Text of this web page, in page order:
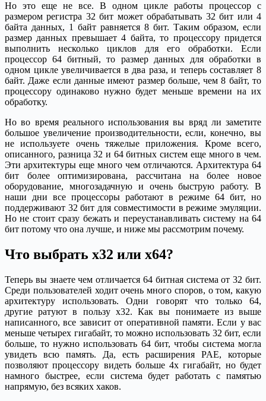
Но это еще не все. В одном цикле работы процессор с
размером регистра 32 бит может обрабатывать 32 бит или 4
байта данных, 1 байт равняется 8 бит. Таким образом, если
размер данных превышает 4 байта, то процессору придется
выполнить несколько циклов для его обработки. Если
процессор 64 битный, то размер данных для обработки в
одном цикле увеличивается в два раза, и теперь составляет 8
байт. Даже если данные имеют размер больше, чем 8 байт, то
процессору одинаково нужно будет меньше времени на их
обработку.
Но во время реального использования вы вряд ли заметите
большое увеличение производительности, если, конечно, вы
не используете очень тяжелые приложения. Кроме всего,
описанного, разница 32 и 64 битных систем еще много в чем.
Эти архитектуры еще много чем отличаются. Архитектура 64
бит более оптимизирована, рассчитана на более новое
оборудование, многозадачную и очень быструю работу. В
наши дни все процессоры работают в режиме 64 бит, но
поддерживают 32 бит для совместимости в режиме эмуляции.
Но не стоит сразу бежать и переустанавливать систему на 64
бит потому что она лучше, и ниже мы рассмотрим почему.
Что выбрать x32 или x64?
Теперь вы знаете чем отличается 64 битная система от 32 бит.
Среди пользователей ходит очень много споров, о том, какую
архитектуру использовать. Одни говорят что только 64,
другие ратуют в пользу x32. Как вы понимаете из выше
написанного, все зависит от оперативной памяти. Если у вас
меньше четырех гигабайт, то можно использовать 32 бит, если
больше, то нужно использовать 64 бит, чтобы система могла
увидеть всю память. Да, есть расширения PAE, которые
позволяют процессору видеть больше 4х гигабайт, но будет
намного быстрее, если система будет работать с памятью
напрямую, без всяких хаков.